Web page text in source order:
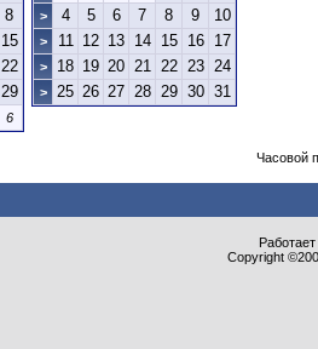
8
15
22
29
6
> 4 5 6 7 8 9 10
> 11 12 13 14 15 16 17
> 18 19 20 21 22 23 24
> 25 26 27 28 29 30 31
Часовой
Copyright